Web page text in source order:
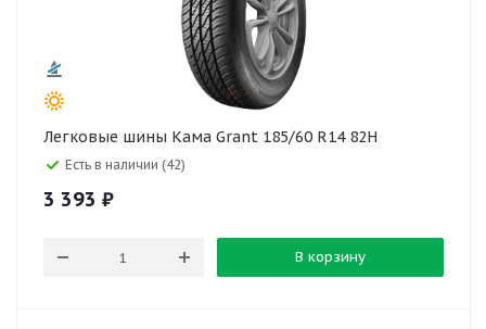
Легковые шины Кама Grant 185/60 R14 82H
Есть в наличии (42)
3 393 ₽
В корзину